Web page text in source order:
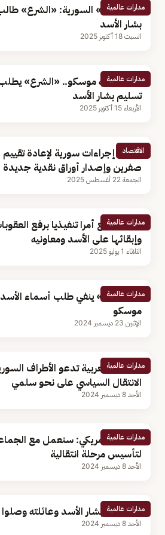
مدارات عالمية
«الخارجية» السورية: «الشرع»
بشار الأسد
السبت 18 أكتوبر 2025
مدارات عالمية
خلال زيارته موسكو.. «الشرع»
تسليم بشار الأسد
الأربعاء 15 أكتوبر 2025
الاقتصاد
رويترز: إجراءات سورية لإعادة
صفرين وإصدار أوراق نقدية جديدة
الجمعة 22 أغسطس 2025
مدارات عالمية
ترامب يوقّع أمرا تنفيذيا برفع
وإبقائها على الأسد ومعاونيه
الثلاثاء 1 يوليو 2025
مدارات عالمية
«الكرملين» ينفي طلب أسماء
موسكو
الإثنين 23 ديسمبر 2024
مدارات عالمية
الجامعة العربية تدعو الأطراف
الانتقال السياسي على نحو سلمي
الأحد 8 ديسمبر 2024
مدارات عالمية
الرئيس الأمريكي: سنعمل مع
لتأسيس مرحلة انتقالية
الأحد 8 ديسمبر 2024
مدارات عالمية
الكرملين: بشار الأسد وعائلته
الأحد 8 ديسمبر 2024